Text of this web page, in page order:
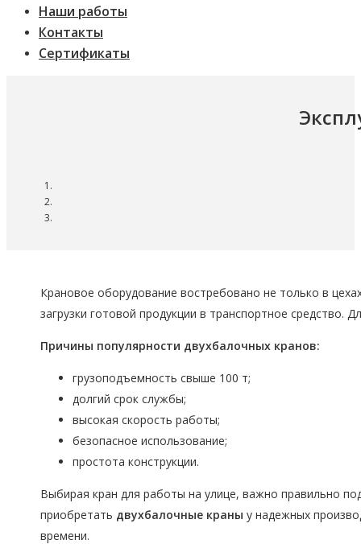
Наши работы
Контакты
Сертификаты
Крановое оборудование востребовано не только в
загрузки готовой продукции в транспортное средство.
Причины популярности двухбалочных кранов:
грузоподъемность свыше 100 т;
долгий срок службы;
высокая скорость работы;
безопасное использование;
простота конструкции.
Выбирая кран для работы на улице, важно правильно
приобретать двухбалочные краны у надежных
времени.